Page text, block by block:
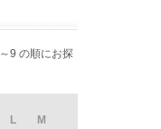
9 の順にお探
L
M